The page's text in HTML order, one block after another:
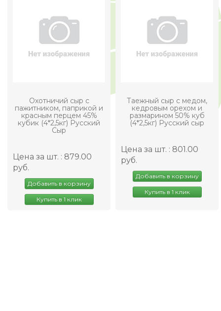
Охотничий сыр с
пажитником, паприкой и
красным перцем 45%
кубик (4*2,5кг) Русский
Сыр
Цена за шт. : 879.00
руб.
Добавить в корзину
Купить в 1 клик
Таежный сыр с медом,
кедровым орехом и
размарином 50% куб
(4*2,5кг) Русский сыр
Цена за шт. : 801.00
руб.
Добавить в корзину
Купить в 1 клик